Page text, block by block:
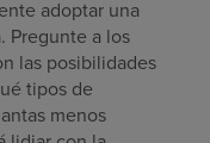
adoptar una
Pregunte a los
las posibilidades
tipos de
menos